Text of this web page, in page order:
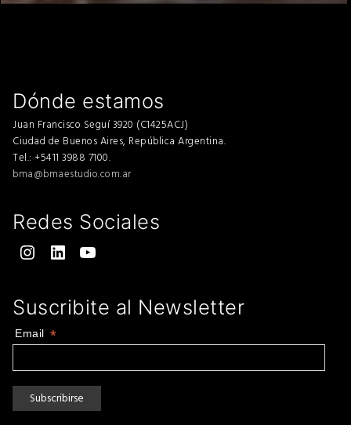
Dónde estamos
Juan Francisco Seguí 3920 (C1425ACJ)
Ciudad de Buenos Aires, República Argentina.
Tel.: +5411 3988 7100.
bma@bmaestudio.com.ar
Redes Sociales
Instagram
LinkedInYouTube
Suscribite al Newsletter
Email *